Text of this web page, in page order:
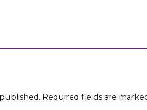
Required fields are